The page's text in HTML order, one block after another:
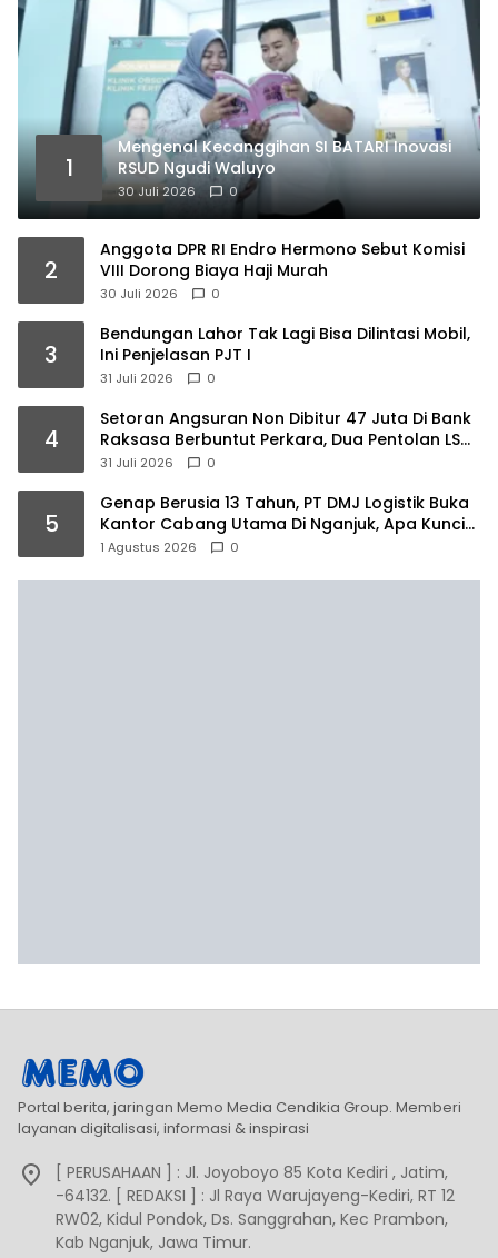
1
Mengenal Kecanggihan SI BATARI Inovasi
RSUD Ngudi Waluyo
30 Juli 2026 0
2
Anggota DPR RI Endro Hermono Sebut Komisi
VIII Dorong Biaya Haji Murah
30 Juli 2026 0
3
Bendungan Lahor Tak Lagi Bisa Dilintasi Mobil,
Ini Penjelasan PJT I
31 Juli 2026 0
4
Setoran Angsuran Non Dibitur 47 Juta Di Bank
Raksasa Berbuntut Perkara, Dua Pentolan LSM
Ancang Ancang Ambil Langkah Hukum
31 Juli 2026 0
5
Genap Berusia 13 Tahun, PT DMJ Logistik Buka
Kantor Cabang Utama Di Nganjuk, Apa Kunci
Suksesnya ? Begini Motivasi Dirut Titus
1 Agustus 2026 0
Portal berita, jaringan Memo Media Cendikia Group. Memberi
layanan digitalisasi, informasi & inspirasi
[ PERUSAHAAN ] : Jl. Joyoboyo 85 Kota Kediri , Jatim,
-64132. [ REDAKSI ] : Jl Raya Warujayeng-Kediri, RT 12
RW02, Kidul Pondok, Ds. Sanggrahan, Kec Prambon,
Kab Nganjuk, Jawa Timur.